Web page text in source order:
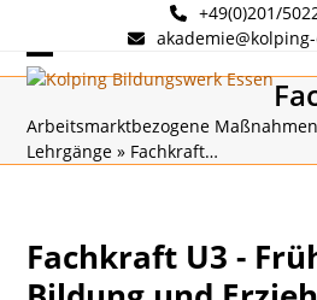
content
+49(0)201/
Open
mobile
menu
Close
mobile
menu
Arbeitsmarktbezogene Maßnahmen
Lehrgänge » Fachkraft…
Fachkraft U3 -